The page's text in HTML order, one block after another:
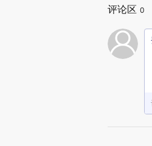
评论区 0